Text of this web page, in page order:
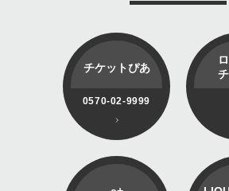
チケットぴあ
0570-02-9999